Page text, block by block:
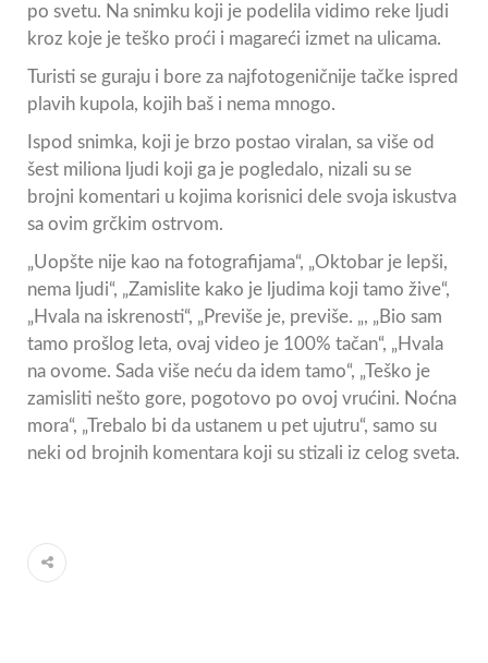
po svetu. Na snimku koji je podelila vidimo reke ljudi
kroz koje je teško proći i magareći izmet na ulicama.
Turisti se guraju i bore za najfotogeničnije tačke ispred
plavih kupola, kojih baš i nema mnogo.
Ispod snimka, koji je brzo postao viralan, sa više od
šest miliona ljudi koji ga je pogledalo, nizali su se
brojni komentari u kojima korisnici dele svoja iskustva
sa ovim grčkim ostrvom.
„Uopšte nije kao na fotografijama“, „Oktobar je lepši,
nema ljudi“, „Zamislite kako je ljudima koji tamo žive“,
„Hvala na iskrenosti“, „Previše je, previše. „, „Bio sam
tamo prošlog leta, ovaj video je 100% tačan“, „Hvala
na ovome. Sada više neću da idem tamo“, „Teško je
zamisliti nešto gore, pogotovo po ovoj vrućini. Noćna
mora“, „Trebalo bi da ustanem u pet ujutru“, samo su
neki od brojnih komentara koji su stizali iz celog sveta.